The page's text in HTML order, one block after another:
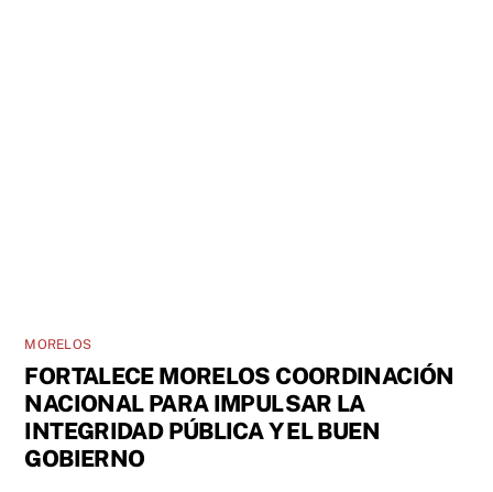
MORELOS
FORTALECE MORELOS COORDINACIÓN
NACIONAL PARA IMPULSAR LA
INTEGRIDAD PÚBLICA Y EL BUEN
GOBIERNO